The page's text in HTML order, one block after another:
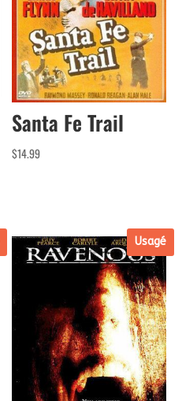
Santa Fe Trail
$14.99
Usagé